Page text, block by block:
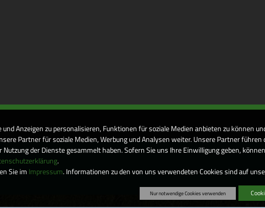
Anzeigen zu personalisieren, Funktionen für soziale Medien anbieten zu können
Partner für soziale Medien, Werbung und Analysen weiter. Unsere Partner
Nutzung der Dienste gesammelt haben. Sofern Sie uns Ihre Einwilligung geben,
.
Sie im Impressum. Informationen zu den von uns verwendeten Cookies sind auf
Nur notwendige Cookies verwenden